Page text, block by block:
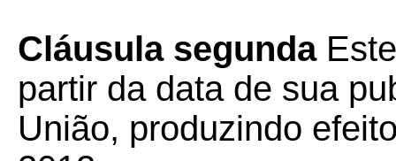
Cláusula segunda
partir da data de sua
União, produzindo